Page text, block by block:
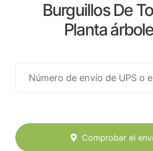
Burguillos De
Planta
Comprobar el